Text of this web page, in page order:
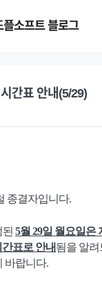
플소프트 블로그
간표 안내(5/29)
종결자입니다.
5월 29일 월요일은
간표로 안내됨을 알
바랍니다.